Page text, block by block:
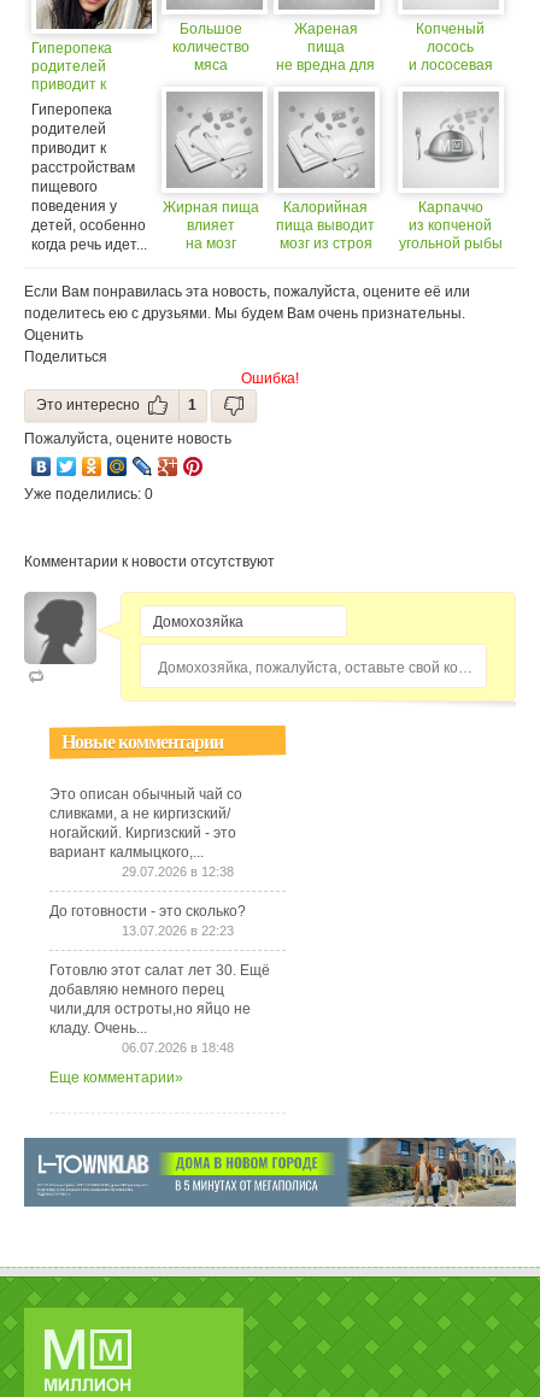
Гиперопека
родителей
приводит к
расстройствам
пищевого
поведения у
детей
Гиперопека
родителей
приводит к
расстройствам
пищевого
поведения у
детей, особенно
когда речь идет...
Большое
количество
мяса
Жирная пища
влияет
на мозг
Жареная
пища
не вредна для
Калорийная
пища выводит
мозг из строя
Копченый
лосось
и лососевая
картофельных
лепешках
с соусом хрен
луком
Карпаччо
из копченой
угольной рыбы
с оливковым
маслом
Если Вам понравилась эта новость, пожалуйста, оцените её или
поделитесь ею с друзьями. Мы будем Вам очень признательны.
Оценить
Поделиться
Ошибка!
Это интересно
1
Пожалуйста, оцените новость
Уже поделились: 0
Комментарии к новости отсутствуют
Домохозяйка, пожалуйста, оставьте свой комментарий...
Новые комментарии
Это описан обычный чай со
сливками, а не киргизский/
ногайский. Киргизский - это
вариант калмыцкого,...
29.07.2026 в 12:38
До готовности - это сколько?
13.07.2026 в 22:23
Готовлю этот салат лет 30. Ещё
добавляю немного перец
чили,для остроты,но яйцо не
кладу. Очень...
06.07.2026 в 18:48
Еще комментарии»